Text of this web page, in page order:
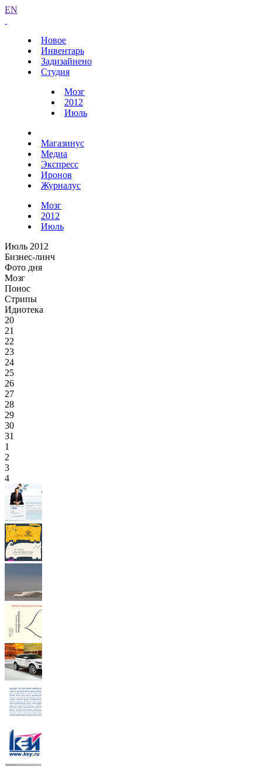
EN
Новое
Инвентарь
Задизайнено
Студия
Мозг
2012
Июль
Магазинус
Медиа
Экспресс
Иронов
Журналус
Мозг
2012
Июль
Июль 2012
Бизнес-линч
Фото дня
Мозг
Понос
Стрипы
Идиотека
20
21
22
23
24
25
26
27
28
29
30
31
1
2
3
4